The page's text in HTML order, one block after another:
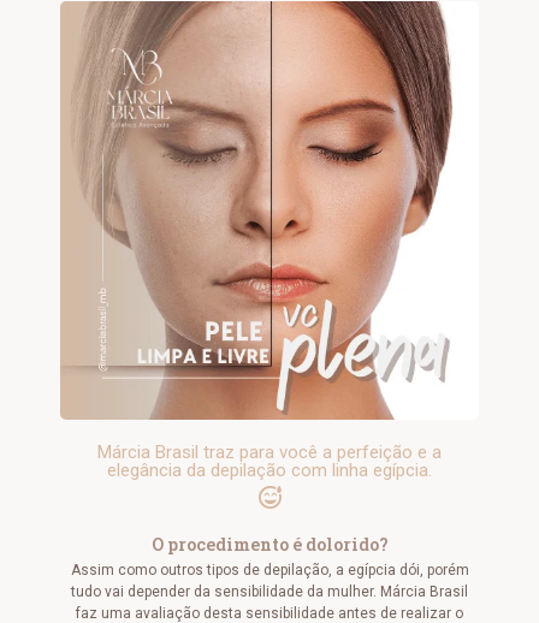
Márcia Brasil traz para você a perfeição e a
elegância da depilação com linha egípcia.
O procedimento é dolorido?
Assim como outros tipos de depilação, a egípcia dói, porém
tudo vai depender da sensibilidade da mulher. Márcia Brasil
faz uma avaliação desta sensibilidade antes de realizar o